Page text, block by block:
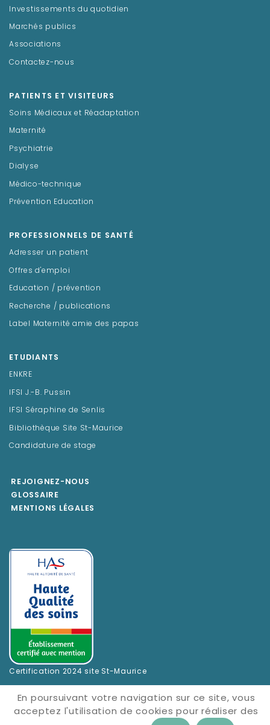
Investissements du quotidien
Marchés publics
Associations
Contactez-nous
PATIENTS ET VISITEURS
Soins Médicaux et Réadaptation
Maternité
Psychiatrie
Dialyse
Médico-technique
Prévention Education
PROFESSIONNELS DE SANTÉ
Adresser un patient
Offres d'emploi
Education / prévention
Recherche / publications
Label Maternité amie des papas
ETUDIANTS
ENKRE
IFSI J.-B. Pussin
IFSI Séraphine de Senlis
Bibliothèque Site St-Maurice
Candidature de stage
REJOIGNEZ-NOUS
GLOSSAIRE
MENTIONS LÉGALES
Certification 2024 site St-Maurice
En poursuivant votre navigation sur ce site, vous
acceptez l'utilisation de cookies pour réaliser des